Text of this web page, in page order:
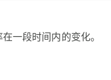
一段时间内的变化。